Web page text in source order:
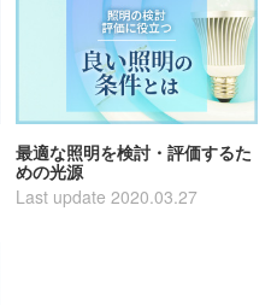
最適な照明を検討・評価するた
めの光源
Last update 2020.03.27